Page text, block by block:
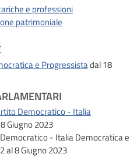
e professioni
patrimoniale
e Progressistadal 18
Democratico - Italia
Giugno 2023
- Italia Democratica e
al 8 Giugno 2023